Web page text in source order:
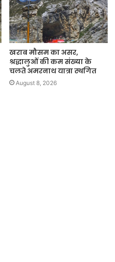
खराब मौसम का असर,
श्रद्धालुओं की कम संख्या के
चलते अमरनाथ यात्रा स्थगित
August 8, 2026